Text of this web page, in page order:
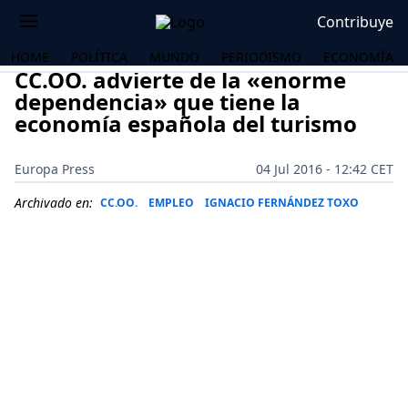
Contribuye
HOME POLÍTICA MUNDO PERIODISMO ECONOMÍA
CC.OO. advierte de la «enorme
dependencia» que tiene la
economía española del turismo
Europa Press
04 Jul 2016 - 12:42 CET
Archivado en: CC.OO. EMPLEO IGNACIO FERNÁNDEZ TOXO